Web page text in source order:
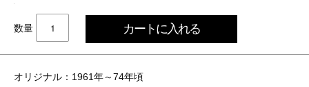
数量
オリジナル：1961年～74年頃